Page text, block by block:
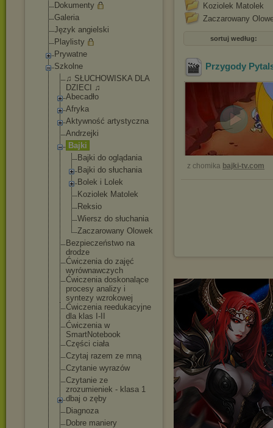
Dokumenty
Galeria
Język angielski
Playlisty
Prywatne
Szkolne
♫ SŁUCHOWISKA DLA
DZIECI ♫
Abecadło
Afryka
Aktywność artystyczna
Andrzejki
Bajki
Bajki do oglądania
Bajki do słuchania
Bolek i Lolek
Koziolek Matolek
Reksio
Wiersz do słuchania
Zaczarowany Olowek
Bezpieczeństwo na
drodze
Ćwiczenia do zajęć
wyrównawczych
Ćwiczenia doskonalące
procesy analizy i
syntezy wzrokowej
Ćwiczenia reedukacyjne
dla klas I-II
Ćwiczenia w
SmartNotebook
Części ciała
Czytaj razem ze mną
Czytanie wyrazów
Czytanie ze
zrozumieniek - klasa 1
dbaj o zęby
Diagnoza
Dobre maniery
Koziolek Matolek
Zaczarowany
sortuj według:
Przygody
z chomika bajki-tv.com